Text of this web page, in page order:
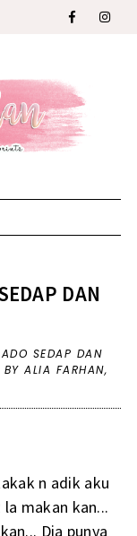
DAN
SEDAP DAN
BY ALIA FARHAN,
n adik aku
makan kan...
Dia punya